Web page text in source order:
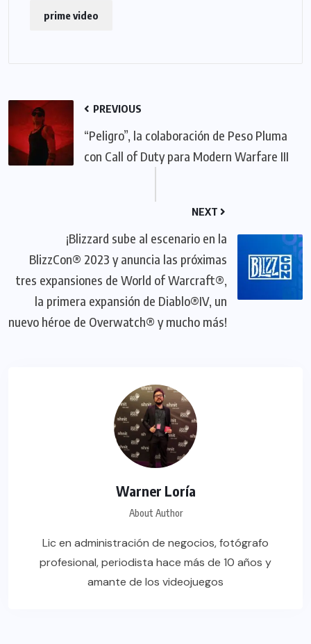
prime video
PREVIOUS
“Peligro”, la colaboración de Peso Pluma
con Call of Duty para Modern Warfare III
NEXT
¡Blizzard sube al escenario en la
BlizzCon® 2023 y anuncia las próximas
tres expansiones de World of Warcraft®,
la primera expansión de Diablo®IV, un
nuevo héroe de Overwatch® y mucho más!
Warner Loría
About Author
Lic en administración de negocios, fotógrafo
profesional, periodista hace más de 10 años y
amante de los videojuegos